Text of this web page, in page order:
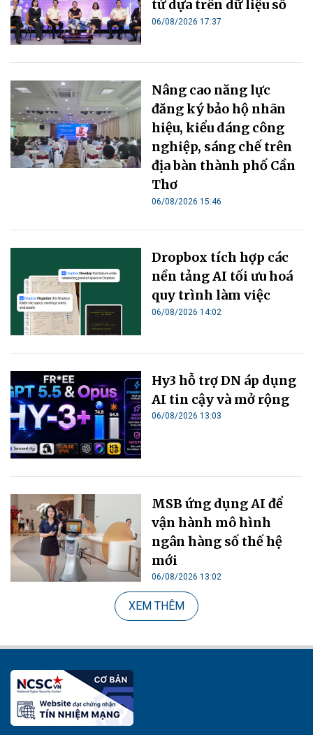
tử dựa trên dữ liệu số
06/08/2026 17:37
Nâng cao năng lực
đăng ký bảo hộ nhãn
hiệu, kiểu dáng công
nghiệp, sáng chế trên
địa bàn thành phố Cần
Thơ
06/08/2026 15:46
Dropbox tích hợp các
nền tảng AI tối ưu hoá
quy trình làm việc
06/08/2026 14:02
Hy3 hỗ trợ DN áp dụng
AI tin cậy và mở rộng
06/08/2026 13:03
MSB ứng dụng AI để
vận hành mô hình
ngân hàng số thế hệ
mới
06/08/2026 13:02
XEM THÊM